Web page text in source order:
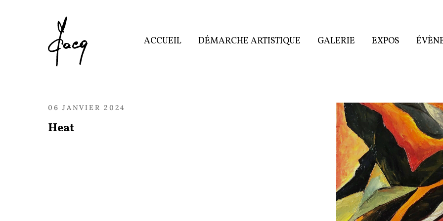
ACCUEIL DÉMARCHE ARTISTIQUE GALERIE EXPOS
06 JANVIER 2024
Heat